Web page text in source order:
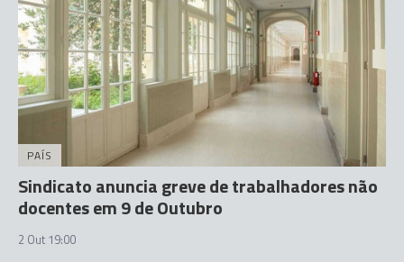
PAÍS
Sindicato anuncia greve de trabalhadores não
docentes em 9 de Outubro
2 Out 19:00